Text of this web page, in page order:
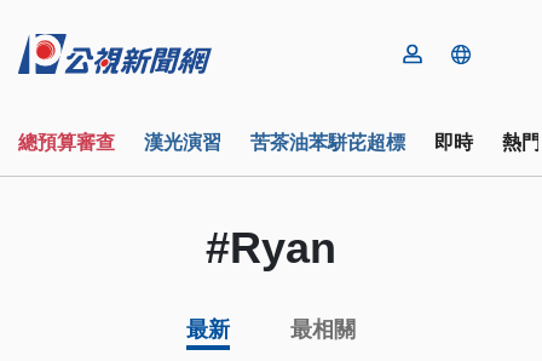
總預算審查 漢光演習 苦茶油苯駢芘超標 即時 熱
#Ryan
最新 最相關